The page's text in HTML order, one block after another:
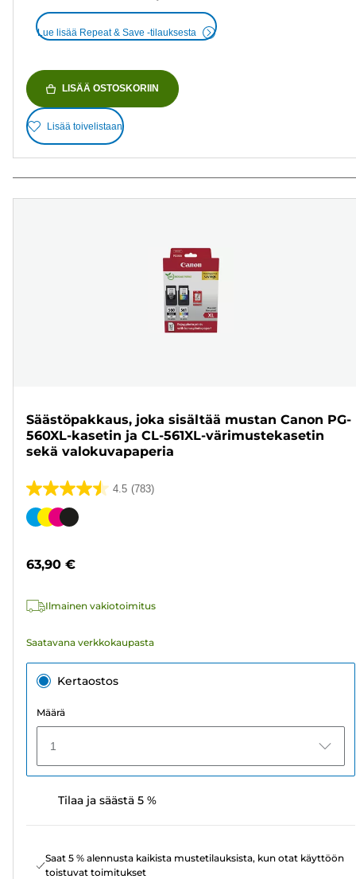
Lue lisää Repeat & Save -tilauksesta
LISÄÄ OSTOSKORIIN
Lisää toivelistaan
Säästöpakkaus, joka sisältää mustan Canon PG-
560XL-kasetin ja CL-561XL-värimustekasetin
sekä valokuvapaperia
4.5 (783)
4.5/5
tähteä.
Värikasetti
63,90 €
Ilmainen vakiotoimitus
Saatavana verkkokaupasta
Kertaostos
Määrä
1
Tilaa ja säästä 5 %
Saat 5 % alennusta kaikista mustetilauksista, kun otat käyttöön
toistuvat toimitukset